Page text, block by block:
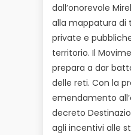
dall’onorevole
alla mappatura di
private e
territorio. Il
prepara a dar
delle reti. Con la
emendamento
decreto
agli incentivi alle